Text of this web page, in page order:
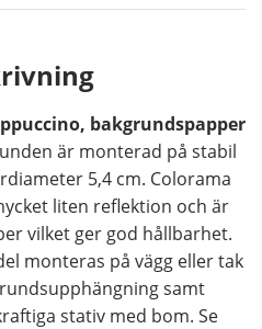
bakgrundspapper
är monterad på stabil
5,4 cm. Colorama
liten reflektion och är
vilket ger god hållbarhet.
monteras på vägg eller tak
samt
stativ med bom. Se